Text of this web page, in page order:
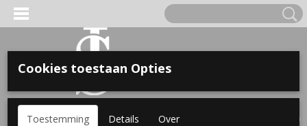
Inloggen Registreren
(0)
VOOR KINDEREN
Cookies toestaan Opties
Toestemming Details Over